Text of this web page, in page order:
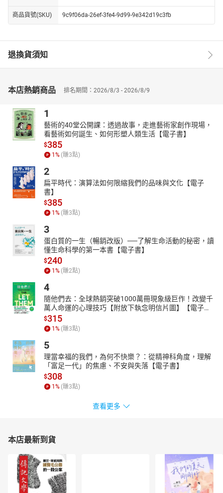
商品貨號(SKU) 9c9f06da-26ef-3fe4-9d99-9e342d19c3fb
退換貨須知
本店熱銷商品 排名期間：2026/8/3 - 2026/8/9
1
藝術的40堂公開課：透過故事，走進藝術家創作現場，
看藝術如何誕生、如何形塑人類生活【電子書】
$385
1 % (賺3點)
2
扁平時代：演算法如何限縮我們的品味與文化【電子
書】
$385
1 % (賺3點)
3
蛋白質的一生（暢銷改版）──了解生命活動的秘密，讀
懂生命科學的第一本書【電子書】
$240
1 % (賺2點)
4
隨他們去：全球熱銷突破1000萬冊現象級巨作！改變千
萬人命運的心理技巧【附放下執念明信片圖】【電子
書】
$315
1 % (賺3點)
5
理當幸福的我們，為何不快樂？：從精神科角度，理解
「富足一代」的焦慮、不安與失落【電子書】
$308
1 % (賺3點)
查看更多
本店最新到貨